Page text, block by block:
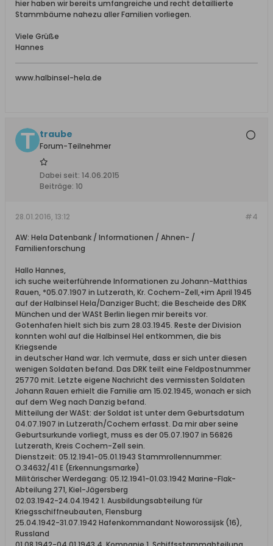
hier haben wir bereits umfangreiche und recht detaillierte
Stammbäume nahezu aller Familien vorliegen.
Viele Grüße
Hannes
www.halbinsel-hela.de
traube
Forum-Teilnehmer
Dabei seit: 14.06.2015
Beiträge: 10
#4
28.01.2016, 13:12
AW: Hela Datenbank / Informationen / Ahnen- /
Familienforschung
Hallo Hannes,
ich suche weiterführende Informationen zu Johann-Matthias
Rauen, *05.07.1907 in Lutzerath, Kr. Cochem-Zell,+im April 1945
auf der Halbinsel Hela/Danziger Bucht; die Bescheide des DRK
München und der WASt Berlin liegen mir bereits vor.
Gotenhafen hielt sich bis zum 28.03.1945. Reste der Division
konnten wohl auf die Halbinsel Hel entkommen, die bis
Kriegsende
in deutscher Hand war. Ich vermute, dass er sich unter diesen
wenigen Soldaten befand. Das DRK teilt eine Feldpostnummer
25770 mit. Letzte eigene Nachricht des vermissten Soldaten
Johann Rauen erhielt die Familie am 15.02.1945, wonach er sich
auf dem Weg nach Danzig befand.
Mitteilung der WASt: der Soldat ist unter dem Geburtsdatum
04.07.1907 in Lutzerath/Cochem erfasst. Da mir aber seine
Geburtsurkunde vorliegt, muss es der 05.07.1907 in 56826
Lutzerath, Kreis Cochem-Zell sein.
Dienstzeit: 05.12.1941-05.01.1943 Stammrollennummer:
O.34632/41 E (Erkennungsmarke)
Militärischer Werdegang: 05.12.1941-01.03.1942 Marine-Flak-
Abteilung 271, Kiel-Jägersberg
02.03.1942-24.04.1942 1. Ausbildungsabteilung für
Kriegsschiffneubauten, Flensburg
25.04.1942-31.07.1942 Hafenkommandant Noworossijsk (16),
Russland